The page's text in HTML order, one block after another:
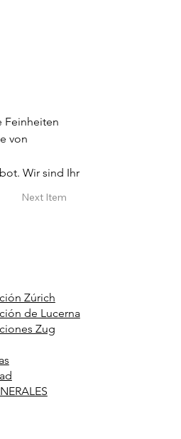
Feinheiten
von
Wir sind Ihr
Next Item
Zúrich
de Lucerna
Zug